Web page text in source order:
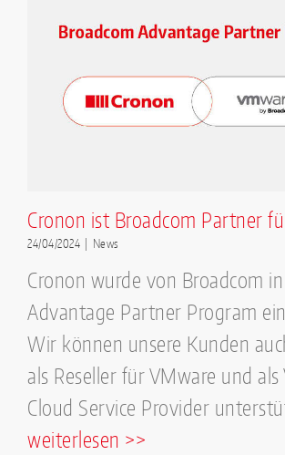
Cronon ist Broadcom Partner
24/04/2024 News
Cronon wurde von Broadcom
Advantage Partner Program
Wir können unsere Kunden
als Reseller für VMware und
Cloud Service Provider
weiterlesen >>